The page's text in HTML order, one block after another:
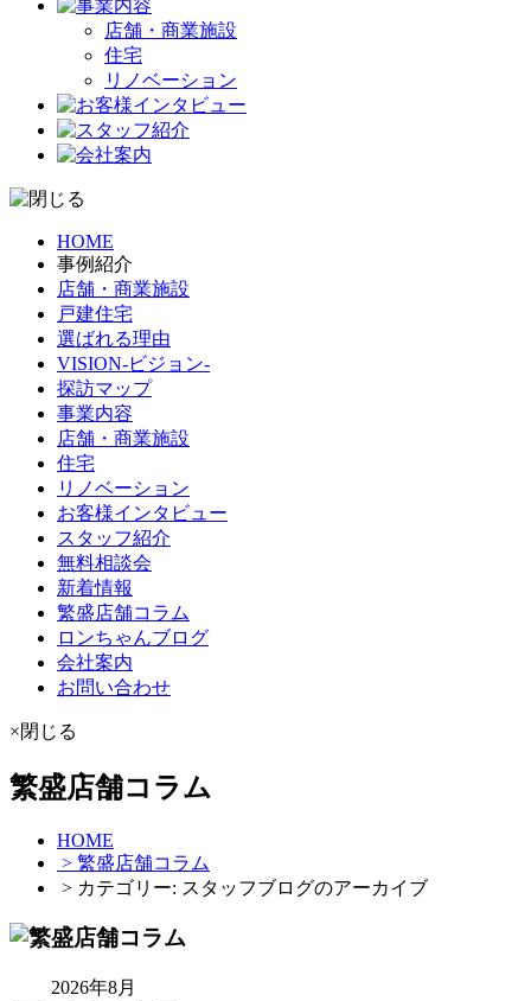
店舗・商業施設
住宅
リノベーション
HOME
事例紹介
店舗・商業施設
戸建住宅
選ばれる理由
VISION-ビジョン-
探訪マップ
事業内容
店舗・商業施設
住宅
リノベーション
お客様インタビュー
スタッフ紹介
無料相談会
新着情報
繁盛店舗コラム
ロンちゃんブログ
会社案内
お問い合わせ
×閉じる
繁盛店舗コラム
HOME
> 繁盛店舗コラム
> カテゴリー: スタッフブログのアーカイブ
2026年8月